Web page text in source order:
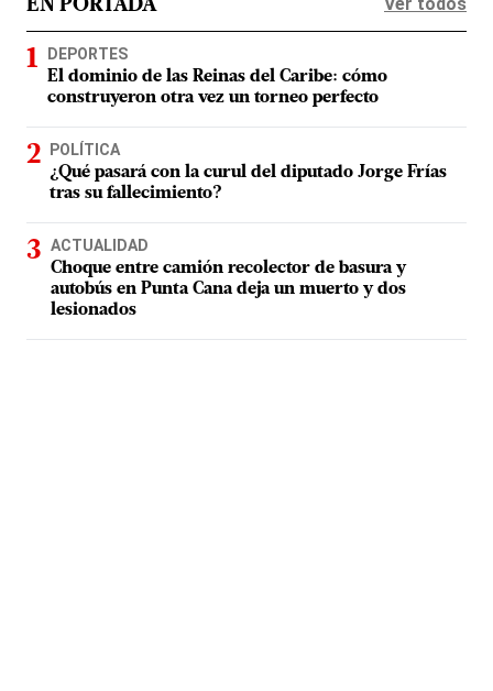
EN PORTADA
DEPORTES
El dominio de las Reinas del Caribe: cómo
construyeron otra vez un torneo perfecto
POLÍTICA
¿Qué pasará con la curul del diputado Jorge Frías
tras su fallecimiento?
ACTUALIDAD
Choque entre camión recolector de basura y
autobús en Punta Cana deja un muerto y dos
lesionados